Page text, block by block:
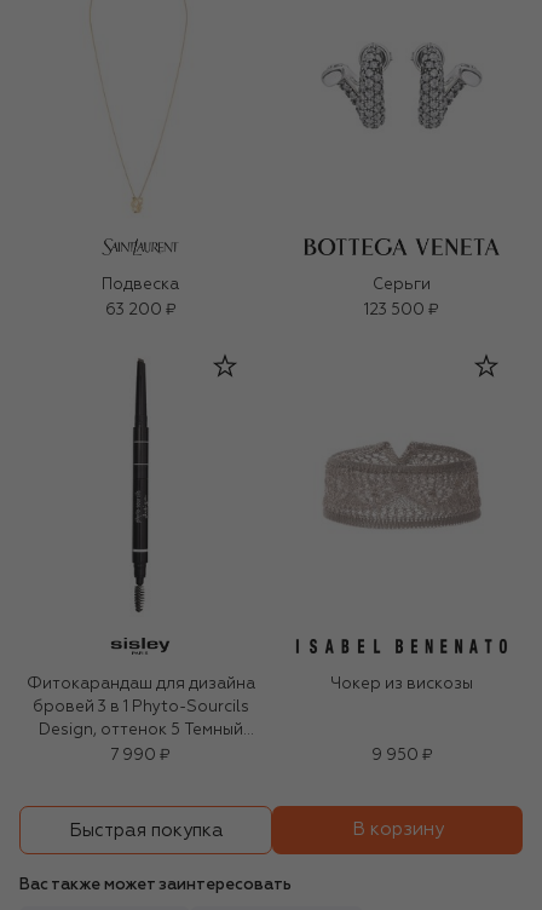
Подвеска
63 200 ₽
Серьги
123 500 ₽
Фитокарандаш для дизайна
бровей 3 в 1 Phyto-Sourcils
Design, оттенок 5 Темный
серо-коричневый (2x0.2g)
7 990 ₽
Чокер из вискозы
9 950 ₽
Быстрая покупка В корзину
Вас также может заинтересовать